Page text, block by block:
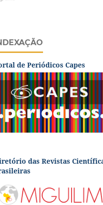
de Periódicos Capes
das Revistas